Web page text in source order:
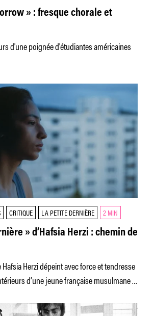
» : fresque chorale et
d'une poignée d'étudiantes américaines
CRITIQUE LA PETITE DERNIÈRE 2 MIN
» d’Hafsia Herzi : chemin de
Herzi dépeint avec force et tendresse
d’une jeune française musulmane et